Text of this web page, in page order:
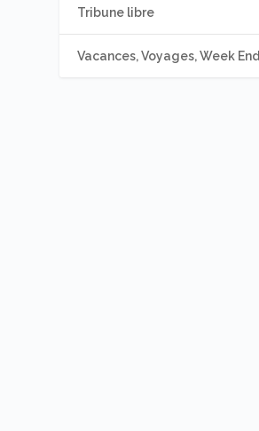
Tribune libre
Vacances, Voyages, Week End